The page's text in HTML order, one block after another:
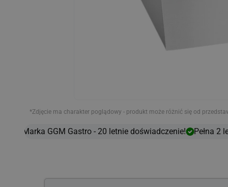
*Zdjęcie ma charakter poglądowy - produkt może różnić się od
Marka GGM Gastro - 20 letnie doświadczenie! Pełna 2